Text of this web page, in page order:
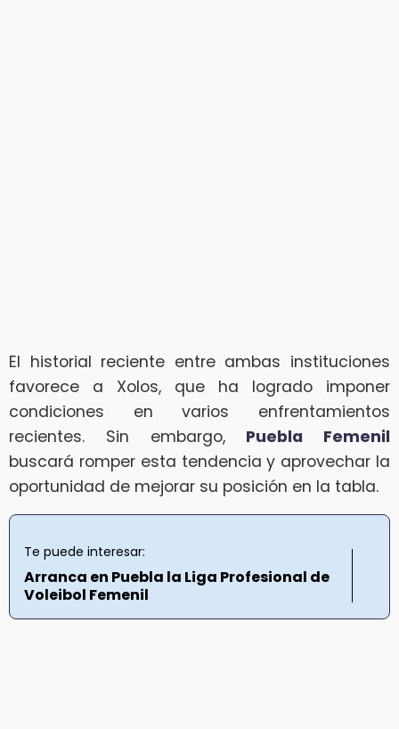
El historial reciente entre ambas instituciones
favorece a Xolos, que ha logrado imponer
condiciones en varios enfrentamientos
recientes. Sin embargo, Puebla Femenil
buscará romper esta tendencia y aprovechar la
oportunidad de mejorar su posición en la tabla.
Te puede interesar:
Arranca en Puebla la Liga Profesional de
Voleibol Femenil